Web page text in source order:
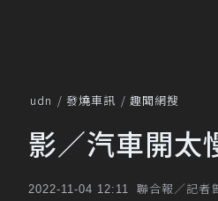
udn 發燒車訊 趣聞網搜
影／汽車開太
2022-11-04 12:11 聯合報／記者